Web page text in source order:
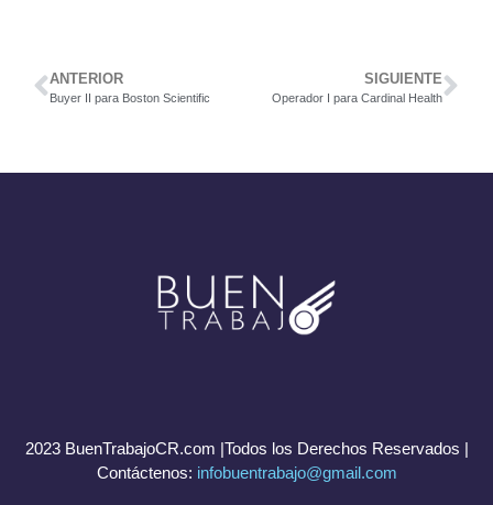
ANTERIOR
Buyer II para Boston Scientific
SIGUIENTE
Operador I para Cardinal Health
2023 BuenTrabajoCR.com |Todos los Derechos Reservados |
Contáctenos: infobuentrabajo@gmail.com